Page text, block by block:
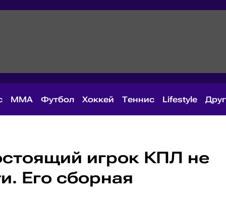
MMA Футбол Хоккей Теннис Lifestyle
игрок КПЛ не
Его сборная